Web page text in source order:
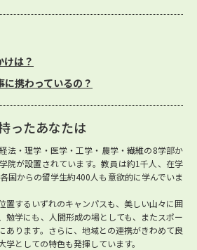
は？
携わっているの？
ったあなたは
法・理学・医学・工学・農学・繊維の8学部か
院が設置されています。教員は約1千人、在学
国からの留学生約400人も意欲的に学んでいま
置するいずれのキャンパスも、美しい山々に囲
勉学にも、人間形成の場としても、またスポー
あります。さらに、地域との連携がきわめて良
としての特色も発揮しています。